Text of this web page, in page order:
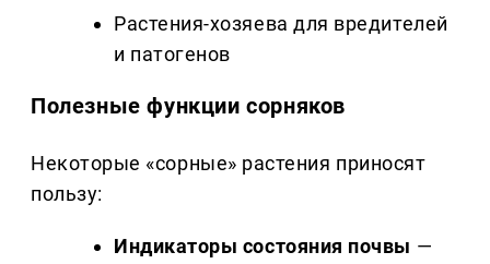
Растения-хозяева для вредителей
и патогенов
Полезные функции сорняков
Некоторые «сорные» растения приносят
пользу:
Индикаторы состояния почвы —